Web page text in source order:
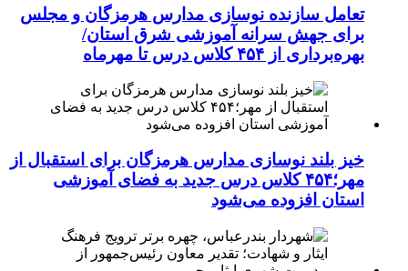
تعامل سازنده نوسازی مدارس هرمزگان و مجلس
برای جهش سرانه آموزشی شرق استان/
بهره‌برداری از ۴۵۴ کلاس درس تا مهرماه
خیز بلند نوسازی مدارس هرمزگان برای استقبال از
مهر؛۴۵۴ کلاس درس جدید به فضای آموزشی
استان افزوده می‌شود